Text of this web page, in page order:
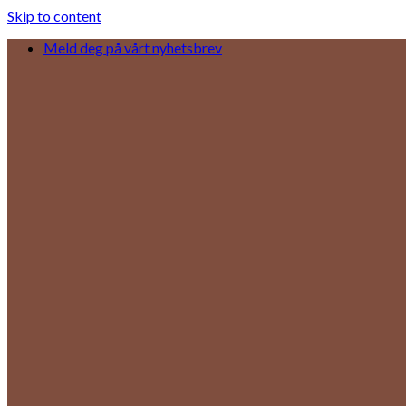
Skip to content
Meld deg på vårt nyhetsbrev